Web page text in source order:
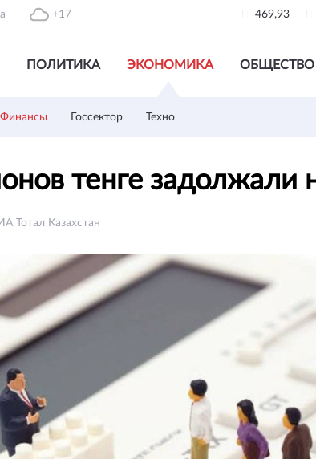
+17 469,93
ПОЛИТИКА ЭКОНОМИКА ОБЩЕСТВО
Финансы Госсектор Техно
тенге
Тотал Казахстан